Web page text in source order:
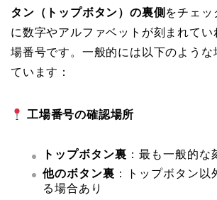
タン（トップボタン）の裏側 をチェッ
に数字やアルファベットが刻まれてい
場番号です。一般的には以下のような
ています：
工場番号の確認場所
トップボタン裏 ：最も一般的な
他のボタン裏 ：トップボタン
る場合あり